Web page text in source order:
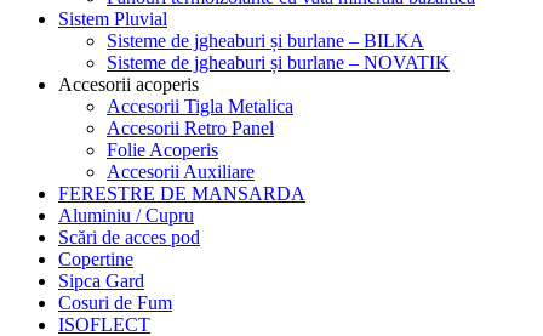
Sistem Pluvial
Sisteme de jgheaburi și burlane – BILKA
Sisteme de jgheaburi și burlane – NOVATIK
Accesorii acoperis
Accesorii Tigla Metalica
Accesorii Retro Panel
Folie Acoperis
Accesorii Auxiliare
FERESTRE DE MANSARDA
Aluminiu / Cupru
Scări de acces pod
Copertine
Sipca Gard
Cosuri de Fum
ISOFLECT